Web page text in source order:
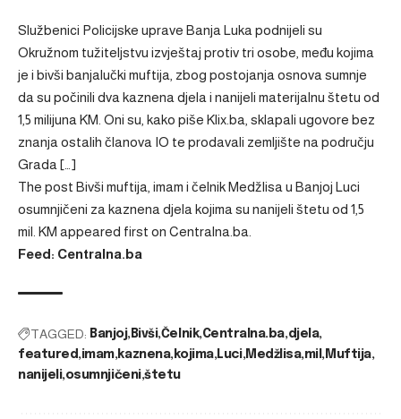
Službenici Policijske uprave Banja Luka podnijeli su
Okružnom tužiteljstvu izvještaj protiv tri osobe, među kojima
je i bivši banjalučki muftija, zbog postojanja osnova sumnje
da su počinili dva kaznena djela i nanijeli materijalnu štetu od
1,5 milijuna KM. Oni su, kako piše Klix.ba, sklapali ugovore bez
znanja ostalih članova IO te prodavali zemljište na području
Grada […]
The post Bivši muftija, imam i čelnik Medžlisa u Banjoj Luci
osumnjičeni za kaznena djela kojima su nanijeli štetu od 1,5
mil. KM appeared first on Centralna.ba
Feed: Centralna.ba
TAGGED: Banjoj Bivši Čelnik Centralna.ba djela
featured imam kaznena kojima Luci Medžlisa mil Muftija
nanijeli osumnjičeni štetu